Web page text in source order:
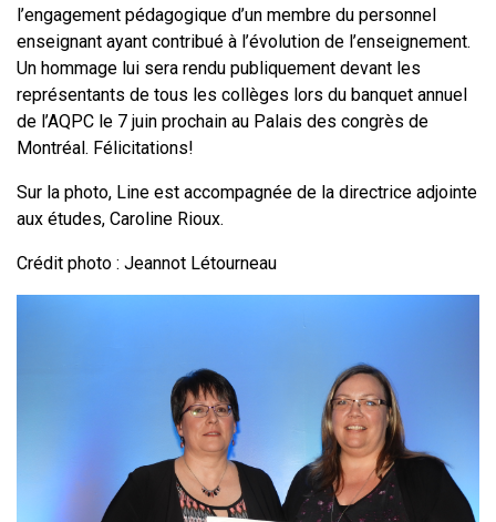
l’engagement pédagogique d’un membre du personnel
enseignant ayant contribué à l’évolution de l’enseignement.
Un hommage lui sera rendu publiquement devant les
représentants de tous les collèges lors du banquet annuel
de l’AQPC le 7 juin prochain au Palais des congrès de
Montréal. Félicitations!
Sur la photo, Line est accompagnée de la directrice adjointe
aux études, Caroline Rioux.
Crédit photo : Jeannot Létourneau